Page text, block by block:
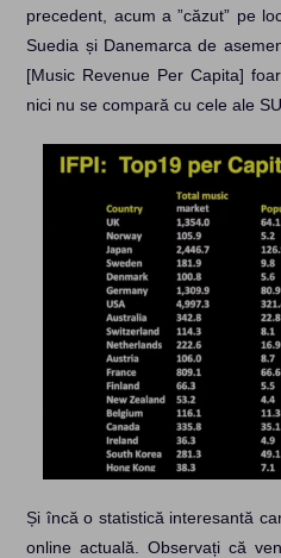
precedent, acum a ”căzut” pe
Suedia și Danemarca de
[Music Revenue Per Capita]
nici nu se compară cu cele ale
Și încă o statistică interesantă
online actuală. Observați că